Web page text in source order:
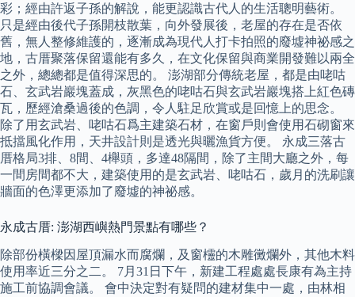
彩；經由許返子孫的解說，能更認識古代人的生活聰明藝術。
只是經由後代子孫開枝散葉，向外發展後，老屋的存在是否依
舊，無人整修維護的，逐漸成為現代人打卡拍照的廢墟神祕感之
地，古厝聚落保留還能有多久，在文化保留與商業開發難以兩全
之外，總總都是值得深思的。 澎湖部分傳統老屋，都是由咾咕
石、玄武岩巖塊蓋成，灰黑色的咾咕石與玄武岩巖塊搭上紅色磚
瓦，歷經滄桑過後的色調，令人駐足欣賞或是回憶上的思念。
除了用玄武岩、咾咕石爲主建築石材，在窗戶則會使用石砌窗來
抵擋風化作用，天井設計則是透光與曬漁貨方便。 永成三落古
厝格局3排、8間、4櫸頭，多達48隔間，除了主間大廳之外，每
一間房間都不大，建築使用的是玄武岩、咾咕石，歲月的洗刷讓
牆面的色澤更添加了廢墟的神祕感。
永成古厝: 澎湖西嶼熱門景點有哪些？
除部份橫樑因屋頂漏水而腐爛，及窗欞的木雕黴爛外，其他木料
使用率近三分之二。 7月31日下午，新建工程處處長康有為主持
施工前協調會議。 會中決定對有疑問的建材集中一處，由林相